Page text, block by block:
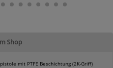
Shop
mit PTFE Beschichtung (2K-Griff)